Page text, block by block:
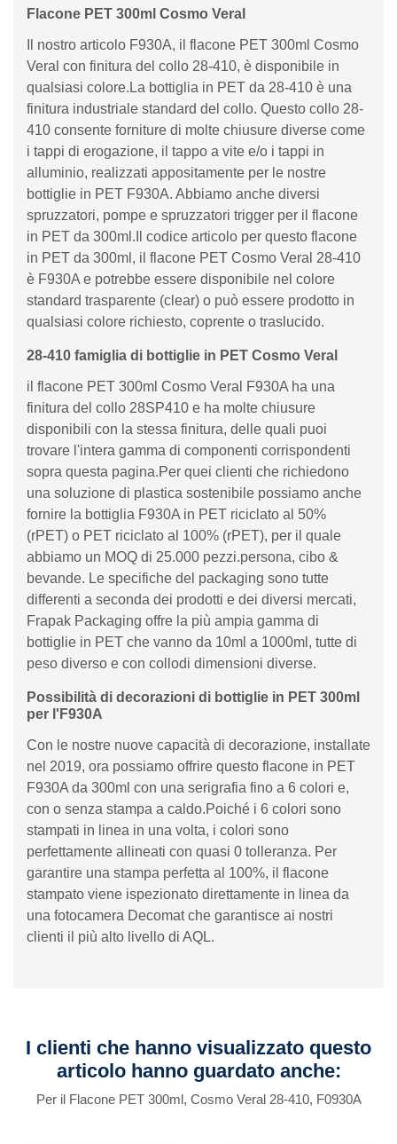
Flacone PET 300ml Cosmo Veral
Il nostro articolo F930A, il flacone PET 300ml Cosmo
Veral con finitura del collo 28-410, è disponibile in
qualsiasi colore.La bottiglia in PET da 28-410 è una
finitura industriale standard del collo. Questo collo 28-
410 consente forniture di molte chiusure diverse come
i tappi di erogazione, il tappo a vite e/o i tappi in
alluminio, realizzati appositamente per le nostre
bottiglie in PET F930A. Abbiamo anche diversi
spruzzatori, pompe e spruzzatori trigger per il flacone
in PET da 300ml.Il codice articolo per questo flacone
in PET da 300ml, il flacone PET Cosmo Veral 28-410
è F930A e potrebbe essere disponibile nel colore
standard trasparente (clear) o può essere prodotto in
qualsiasi colore richiesto, coprente o traslucido.
28-410 famiglia di bottiglie in PET Cosmo Veral
il flacone PET 300ml Cosmo Veral F930A ha una
finitura del collo 28SP410 e ha molte chiusure
disponibili con la stessa finitura, delle quali puoi
trovare l'intera gamma di componenti corrispondenti
sopra questa pagina.Per quei clienti che richiedono
una soluzione di plastica sostenibile possiamo anche
fornire la bottiglia F930A in PET riciclato al 50%
(rPET) o PET riciclato al 100% (rPET), per il quale
abbiamo un MOQ di 25.000 pezzi.persona, cibo &
bevande. Le specifiche del packaging sono tutte
differenti a seconda dei prodotti e dei diversi mercati,
Frapak Packaging offre la più ampia gamma di
bottiglie in PET che vanno da 10ml a 1000ml, tutte di
peso diverso e con collodi dimensioni diverse.
Possibilità di decorazioni di bottiglie in PET 300ml
per l'F930A
Con le nostre nuove capacità di decorazione, installate
nel 2019, ora possiamo offrire questo flacone in PET
F930A da 300ml con una serigrafia fino a 6 colori e,
con o senza stampa a caldo.Poiché i 6 colori sono
stampati in linea in una volta, i colori sono
perfettamente allineati con quasi 0 tolleranza. Per
garantire una stampa perfetta al 100%, il flacone
stampato viene ispezionato direttamente in linea da
una fotocamera Decomat che garantisce ai nostri
clienti il ​​più alto livello di AQL.
I clienti che hanno visualizzato questo
articolo hanno guardato anche:
Per il Flacone PET 300ml, Cosmo Veral 28-410, F0930A